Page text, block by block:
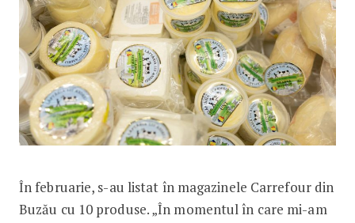
În februarie, s-au listat în magazinele Carrefour din
Buzău cu 10 produse. „În momentul în care mi-am